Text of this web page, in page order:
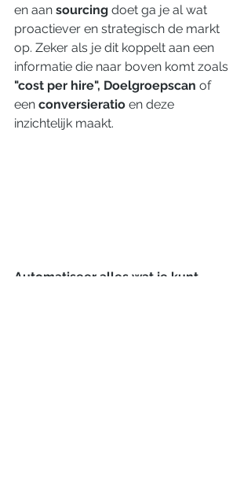
en aan sourcing doet ga je al wat
proactiever en strategisch de markt
op. Zeker als je dit koppelt aan een
informatie die naar boven komt zoals
"cost per hire", Doelgroepscan of
een conversieratio en deze
inzichtelijk maakt.
Automatiseer alles wat je kunt